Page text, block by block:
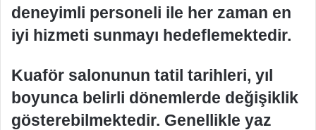
deneyimli personeli ile her zaman en
iyi hizmeti sunmayı hedeflemektedir.
Kuaför salonunun tatil tarihleri, yıl
boyunca belirli dönemlerde değişiklik
gösterebilmektedir. Genellikle yaz